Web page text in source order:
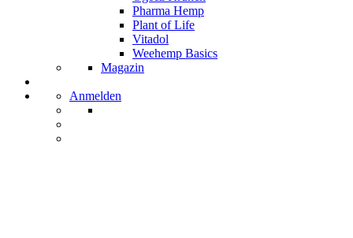
Pharma Hemp
Plant of Life
Vitadol
Weehemp Basics
Magazin
Anmelden